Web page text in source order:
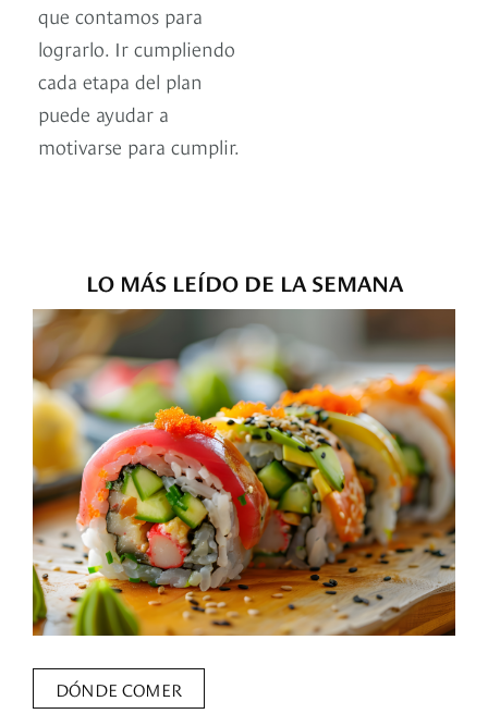
que contamos para
lograrlo. Ir cumpliendo
cada etapa del plan
puede ayudar a
motivarse para cumplir.
LO MÁS LEÍDO DE LA SEMANA
DÓNDE COMER